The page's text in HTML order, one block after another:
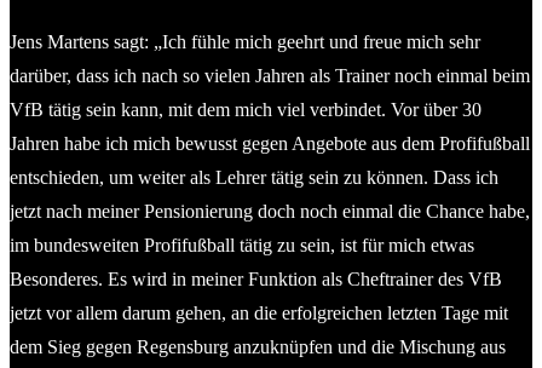
Jens Martens sagt: „Ich fühle mich geehrt und freue mich sehr
darüber, dass ich nach so vielen Jahren als Trainer noch einmal beim
VfB tätig sein kann, mit dem mich viel verbindet. Vor über 30
Jahren habe ich mich bewusst gegen Angebote aus dem Profifußball
entschieden, um weiter als Lehrer tätig sein zu können. Dass ich
jetzt nach meiner Pensionierung doch noch einmal die Chance habe,
im bundesweiten Profifußball tätig zu sein, ist für mich etwas
Besonderes. Es wird in meiner Funktion als Cheftrainer des VfB
jetzt vor allem darum gehen, an die erfolgreichen letzten Tage mit
dem Sieg gegen Regensburg anzuknüpfen und die Mischung aus